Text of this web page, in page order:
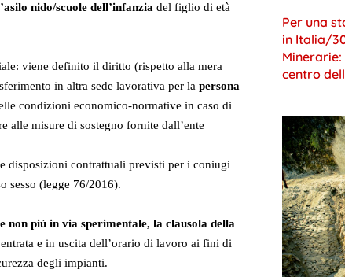
nido/scuole dell’infanzia del figlio di età
viene definito il diritto (rispetto alla mera
in altra sede lavorativa per la persona
condizioni economico-normative in caso di
alle misure di sostegno fornite dall’ente
disposizioni contrattuali previsti per i coniugi
sesso (legge 76/2016).
non più in via sperimentale, la clausola della
e in uscita dell’orario di lavoro ai fini di
degli impianti.
Per una
in Italia/
centro